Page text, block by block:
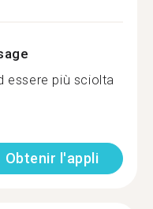
essere più sciolta
Obtenir l'appli